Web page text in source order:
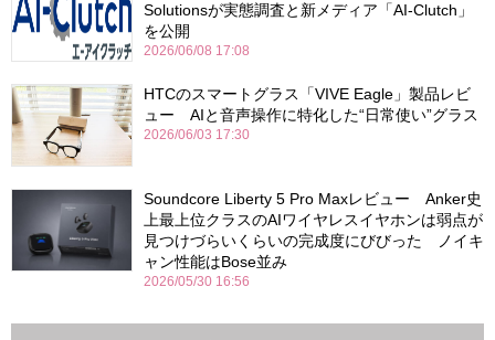
Solutionsが実態調査と新メディア「AI-Clutch」
を公開
2026/06/08 17:08
HTCのスマートグラス「VIVE Eagle」製品レビ
ュー AIと音声操作に特化した“日常使い”グラス
2026/06/03 17:30
Soundcore Liberty 5 Pro Maxレビュー Anker史
上最上位クラスのAIワイヤレスイヤホンは弱点が
見つけづらいくらいの完成度にびびった ノイキ
ャン性能はBose並み
2026/05/30 16:56